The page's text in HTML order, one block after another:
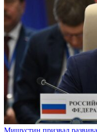
Мишустин призвал